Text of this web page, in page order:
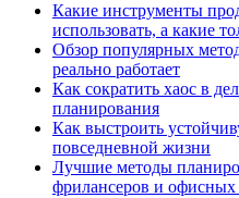
Какие инструменты
использовать, а какие
Обзор популярных
реально работает
Как сократить хаос в
планирования
Как выстроить
повседневной жизни
Лучшие методы
фрилансеров и офисных